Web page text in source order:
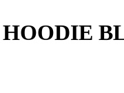
HOODIE